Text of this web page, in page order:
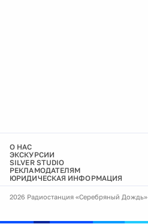
О НАС
ЭКСКУРСИИ
SILVER STUDIO
РЕКЛАМОДАТЕЛЯМ
ЮРИДИЧЕСКАЯ ИНФОРМАЦИЯ
2026 Радиостанция «Серебряный Дождь»